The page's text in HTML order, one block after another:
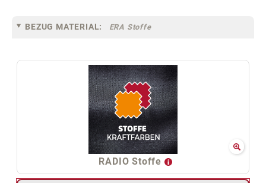
BEZUG MATERIAL: ERA Stoffe
RADIO Stoffe